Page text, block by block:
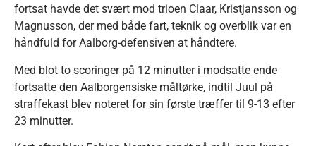
fortsat havde det svært mod trioen Claar, Kristjansson og
Magnusson, der med både fart, teknik og overblik var en
håndfuld for Aalborg-defensiven at håndtere.
Med blot to scoringer på 12 minutter i modsatte ende
fortsatte den Aalborgensiske måltørke, indtil Juul på
straffekast blev noteret for sin første træffer til 9-13 efter
23 minutter.